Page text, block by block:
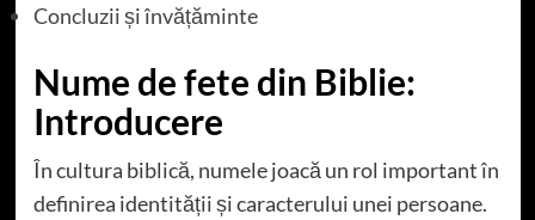
Concluzii și învățăminte
Nume de fete din Biblie:
Introducere
În cultura biblică, numele joacă un rol important în
definirea identității și caracterului unei persoane.